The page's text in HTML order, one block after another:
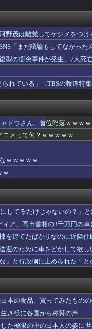
ズバンド爆誕
・濱将
もしてくれない。...
」
しましたと投...
なってしまうｗ...
なｗ
争仕掛けたくせ...
ーwwwwwww...
興・ゴルフに2...
れマジ？？？
いの？？ちゃんと...
へ 中国・上海
で青春感爆...
することが判明
いるらしいｗｗ...
時に在韓米軍...
の企業は震災時...
野茂は離党してケジメをつけ
「まだ議論もしてなかっ
型の衝突事件が発生、7人死
られている」→TBSの報道特
ドウさん、首位陥落ｗｗｗｗ
ニメって何？ｗｗｗｗｗ
ｗｗｗｗｗ
ｗ
してるだけじゃないの？」
ィア、高市首相の3千万円の
を建てたばかりなのに近隣
迎のために車をどかして欲
」と行政側に止められた！
本の食品、買ってみたもの
き様に各国から称賛の声
た極限の中の日本人の姿に